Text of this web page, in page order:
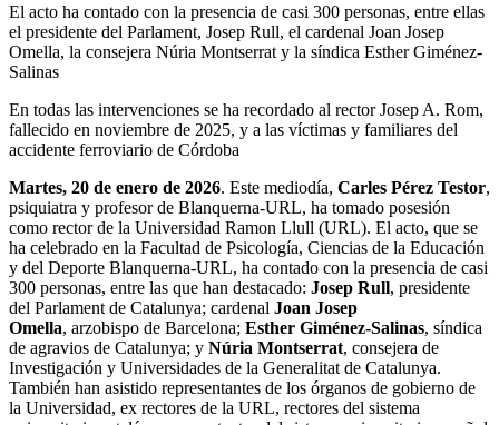
El acto ha contado con la presencia de casi 300 personas, entre ellas
el presidente del Parlament, Josep Rull, el cardenal Joan Josep
Omella, la consejera Núria Montserrat y la síndica Esther Giménez-
Salinas
En todas las intervenciones se ha recordado al rector Josep A. Rom,
fallecido en noviembre de 2025, y a las víctimas y familiares del
accidente ferroviario de Córdoba
Martes, 20 de enero de 2026. Este mediodía, Carles Pérez Testor,
psiquiatra y profesor de Blanquerna-URL, ha tomado posesión
como rector de la Universidad Ramon Llull (URL). El acto, que se
ha celebrado en la Facultad de Psicología, Ciencias de la Educación
y del Deporte Blanquerna-URL, ha contado con la presencia de casi
300 personas, entre las que han destacado: Josep Rull, presidente
del Parlament de Catalunya; cardenal Joan Josep
Omella, arzobispo de Barcelona; Esther Giménez-Salinas, síndica
de agravios de Catalunya; y Núria Montserrat, consejera de
Investigación y Universidades de la Generalitat de Catalunya.
También han asistido representantes de los órganos de gobierno de
la Universidad, ex rectores de la URL, rectores del sistema